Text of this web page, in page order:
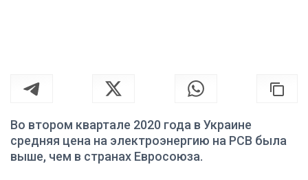
Во втором квартале 2020 года в Украине
средняя цена на электроэнергию на РСВ была
выше, чем в странах Евросоюза.